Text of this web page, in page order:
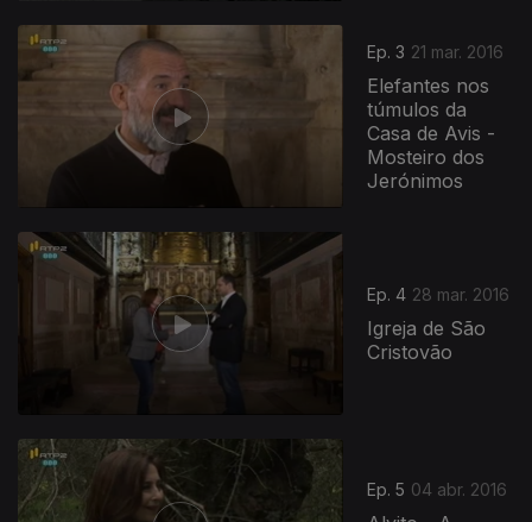
Ep. 3 21 mar. 2016
Elefantes nos
túmulos da
Casa de Avis -
Mosteiro dos
Jerónimos
Ep. 4 28 mar. 2016
Igreja de São
Cristovão
Ep. 5 04 abr. 2016